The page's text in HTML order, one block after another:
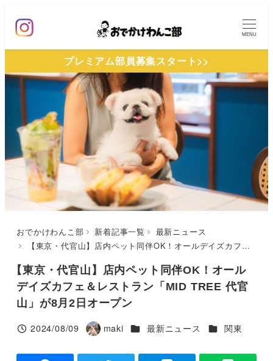
ン
ン
MENU
プレミアム部員募集スタート>>
おでかけわんこ部 新着記事一覧
最新ニュース
【東京・代官山】店内ペット同伴OK！オールデイズカフェ＆レストラン「MID TREE 代官山」が8月2日オープン
【東京・代官山】店内ペット同伴OK！オール
デイズカフェ＆レストラン「MID TREE 代官
山」が8月2日オープン
投稿日
2024/08/09
著
maki カテゴリー
最新ニュース カテゴリー
関東